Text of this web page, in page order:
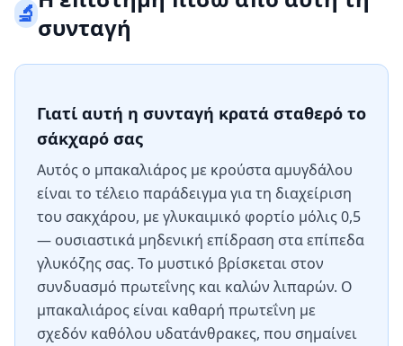
🔬συνταγή
Γιατί αυτή η συνταγή κρατά σταθερό το
σάκχαρό σας
Αυτός ο μπακαλιάρος με κρούστα αμυγδάλου
είναι το τέλειο παράδειγμα για τη διαχείριση
του σακχάρου, με γλυκαιμικό φορτίο μόλις 0,5
— ουσιαστικά μηδενική επίδραση στα επίπεδα
γλυκόζης σας. Το μυστικό βρίσκεται στον
συνδυασμό πρωτεΐνης και καλών λιπαρών. Ο
μπακαλιάρος είναι καθαρή πρωτεΐνη με
σχεδόν καθόλου υδατάνθρακες, που σημαίνει